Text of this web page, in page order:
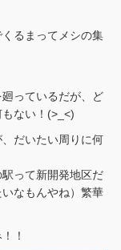
るまってメシの集
っているだが、ど
ない！(>_<)
だいたい周りに何
って新開発地区だ
なもんやね）繁華
！